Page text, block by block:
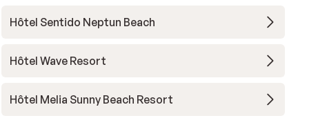
Hôtel Sentido Neptun Beach
Hôtel Wave Resort
Hôtel Melia Sunny Beach Resort